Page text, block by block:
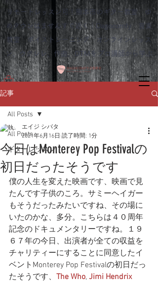
リモートレッスン可！熊本市のギター教室 ゆ
めタウンはませんすぐ近く｜Dagocomfy 音楽
教室 ボイストレーニング オンラインレッス
ン、ウクレレ、作曲、DTMをプロ講師から学ぶ
記事
All Posts
ギターレッスン
All Posts
今日はMonterey Pop Festivalの
初日だったそうです
エイジ シバタ
2021年6月16日 読了時間: 1分
僕の人生を変えた映画です、映画で見
たんです子供のころ。サミーヘイガー
もそうだったみたいですね、その場に
いたのかな、多分。こちらは４０周年
記念のドキュメンタリーですね。１９
６７年の今日、出演者が全ての収益を
チャリティーにすることに同意したイ
ベントMonterey Pop Festivalの初日だっ
たそうです、 The Who, Jimi Hendrix